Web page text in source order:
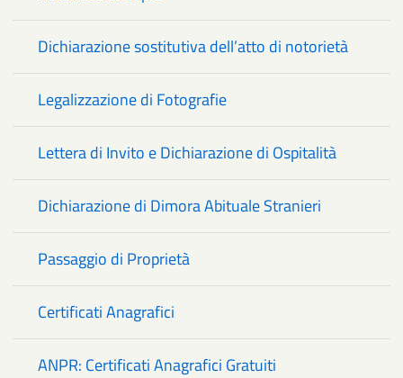
Dichiarazione sostitutiva dell’atto di notorietà
Legalizzazione di Fotografie
Lettera di Invito e Dichiarazione di Ospitalità
Dichiarazione di Dimora Abituale Stranieri
Passaggio di Proprietà
Certificati Anagrafici
ANPR: Certificati Anagrafici Gratuiti